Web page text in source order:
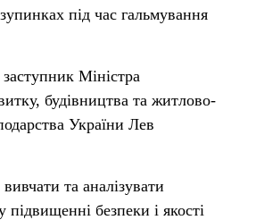
під час гальмування
Міністра
будівництва та житлово-
України Лев
та аналізувати
підвищенні безпеки і якості